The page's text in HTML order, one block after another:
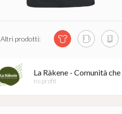
Altri prodotti:
La Ràkene - Comunità
no profit